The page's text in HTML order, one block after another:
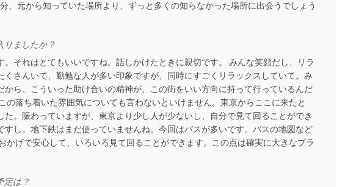
、元から知っていた場所より、ずっと多くの知らなかった場所に出会うでしょう
りましたか？
。それはとてもいいですね。話しかけたときに親切です。 みんな笑顔だし、リラ
くさんいて、勤勉な人が多い印象ですが、同時にすごくリラックスしていて。み
から、こういった助け合いの精神が、この街をいい方向に持って行っているんだ
の落ち着いた雰囲気についても言わないといけません。東京からここに来たと
た。賑わっていますが、東京より少し人が少ないし、自分で見て回ることができ
すし。地下鉄はまだ使っていませんね。今回はバスが多いです。バスの地図など
かげで安心して、いろいろ見て回ることができます。この点は確実に大きなプラ
定は？